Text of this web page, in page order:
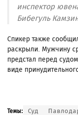
инспектор
Бибегуль
Спикер также
раскрыли. Мужчину
предстал перед
виде
Темы: Суд